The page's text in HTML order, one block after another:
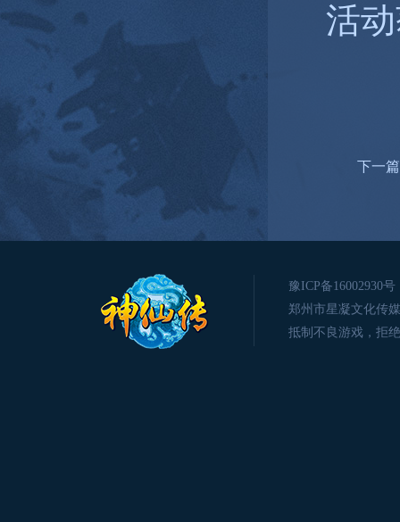
活
下一
豫ICP备16002930号
郑州市星凝文化传
抵制不良游戏，拒